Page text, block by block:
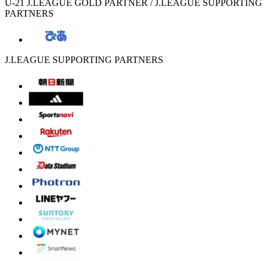
U-21 J.LEAGUE GOLD PARTNER / J.LEAGUE SUPPORTING
PARTNERS
J.LEAGUE SUPPORTING PARTNERS